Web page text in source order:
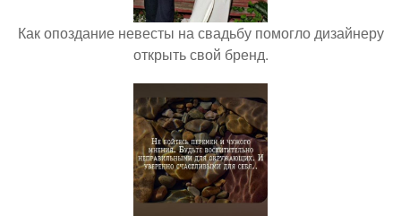
Как опоздание невесты на свадьбу помогло дизайнеру
открыть свой бренд.